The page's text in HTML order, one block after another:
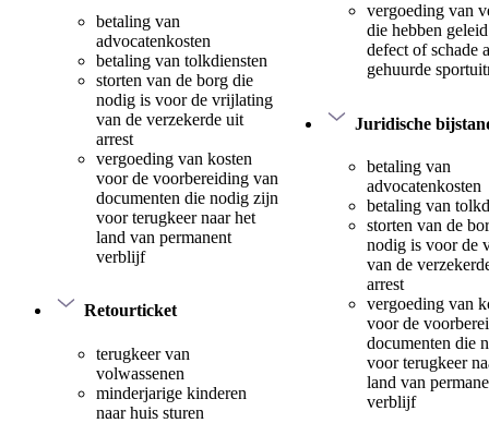
betaling van
advocatenkosten
betaling van tolkdiensten
storten van de borg die
nodig is voor de vrijlating
van de verzekerde uit
arrest
vergoeding van kosten
voor de voorbereiding van
documenten die nodig zijn
voor terugkeer naar het
land van permanent
verblijf
Retourticket
terugkeer van
volwassenen
minderjarige kinderen
naar huis sturen
vergoeding van
die hebben
defect of schade
gehuurde
Juridische
betaling van
advocatenkosten
betaling van
storten van de
nodig is voor de
van de
arrest
vergoeding van
voor de
documenten die
voor terugkeer
land van
verblijf